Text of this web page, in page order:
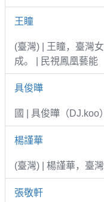
王瞳
(臺灣) | 王瞳，臺灣
成。 | 民視鳳凰藝能
具俊曄
國 | 具俊曄（DJ.koo）
楊謹華
(臺灣) | 楊謹華，臺
張敬軒